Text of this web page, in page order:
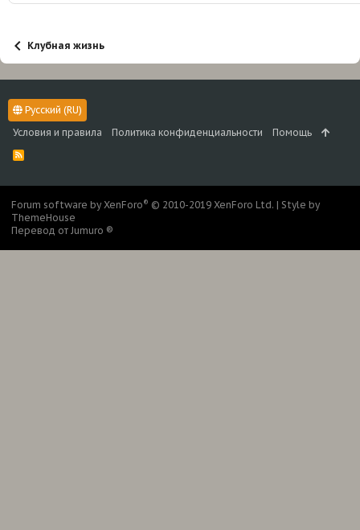
:
Клубная жизнь
Русский (RU)
Условия и правила
Политика конфиденциальности Помощь
R
S
Forum software by XenForo® © 2010-2019 XenForo Ltd. | Style by
ThemeHouse
Перевод от Jumuro ®